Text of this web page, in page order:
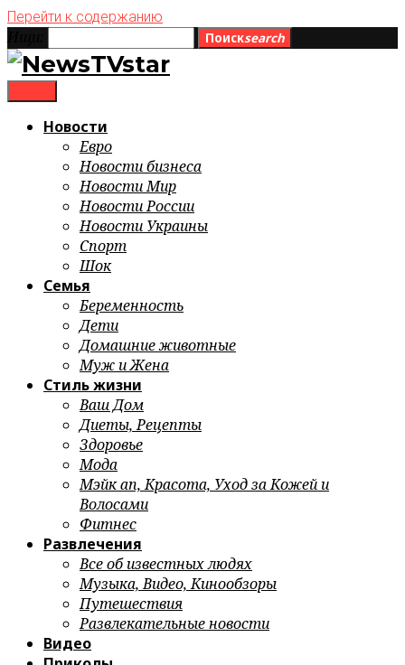
Перейти к содержанию
Поискsearch
Новости
Евро
Новости бизнеса
Новости Мир
Новости России
Новости Украины
Спорт
Шок
Семья
Беременность
Дети
Домашние животные
Муж и Жена
Стиль жизни
Ваш Дом
Диеты, Рецепты
Здоровье
Мода
Мэйк ап, Красота, Уход за Кожей и
Волосами
Фитнес
Развлечения
Все об известных людях
Музыка, Видео, Кинообзоры
Путешествия
Развлекательные новости
Видео